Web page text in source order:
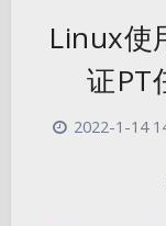
Linux使
证PT
2022-1-14